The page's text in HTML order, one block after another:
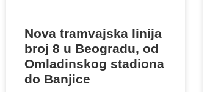
Nova tramvajska linija
broj 8 u Beogradu, od
Omladinskog stadiona
do Banjice